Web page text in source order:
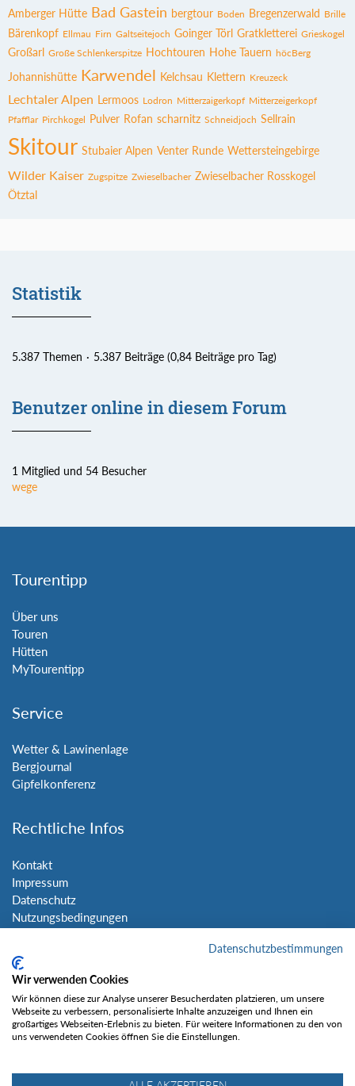
Amberger Hütte Bad Gastein bergtour Boden Bregenzerwald Brille
Bärenkopf Ellmau Firn Galtseitejoch Goinger Törl Gratkletterei Grieskogel
Großarl Große Schlenkerspitze Hochtouren Hohe Tauern höcBerg
Johannishütte Karwendel Kelchsau Klettern Kreuzeck
Lechtaler Alpen Lermoos Lodron Mitterzaigerkopf Mitterzeigerkopf
Pfafflar Pirchkogel Pulver Rofan scharnitz Schneidjoch Sellrain
Skitour Stubaier Alpen Venter Runde Wettersteingebirge
Wilder Kaiser Zugspitze Zwieselbacher Zwieselbacher Rosskogel
Ötztal
Statistik
5.387 Themen 5.387 Beiträge (0,84 Beiträge pro Tag)
Benutzer online in diesem Forum
1 Mitglied und 54 Besucher
wege
Tourentipp
Über uns
Touren
Hütten
MyTourentipp
Service
Wetter & Lawinenlage
Bergjournal
Gipfelkonferenz
Rechtliche Infos
Kontakt
Impressum
Datenschutz
Nutzungsbedingungen
Social Media
Gefällt mir
Datenschutzbestimmungen
Wir verwenden Cookies
Wir können diese zur Analyse unserer Besucherdaten platzieren, um unsere
Webseite zu verbessern, personalisierte Inhalte anzuzeigen und Ihnen ein
großartiges Webseiten-Erlebnis zu bieten. Für weitere Informationen zu den von
uns verwendeten Cookies öffnen Sie die Einstellungen.